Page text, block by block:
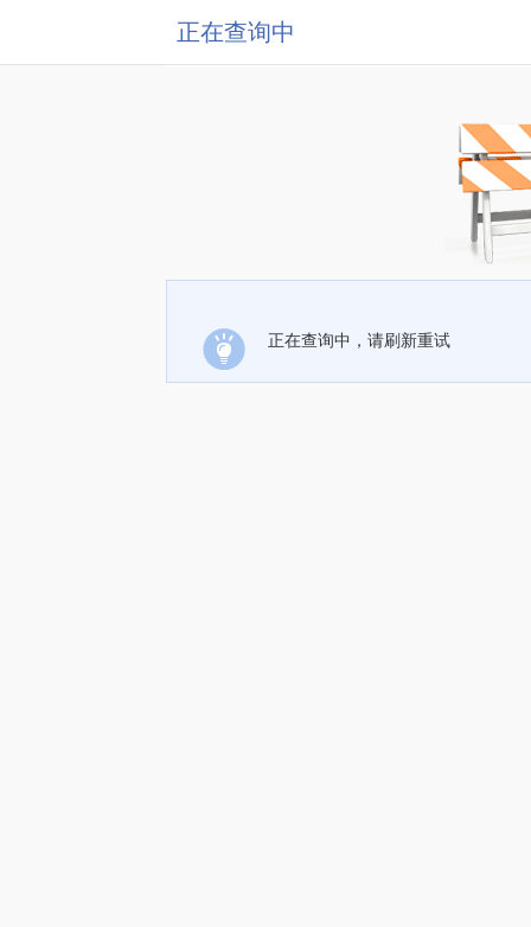
正在查询中
正在查询中，请刷新重试